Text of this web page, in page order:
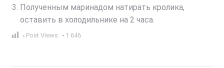
Полученным маринадом натирать кролика,
оставить в холодильнике на 2 часа.
Post Views: 1 646